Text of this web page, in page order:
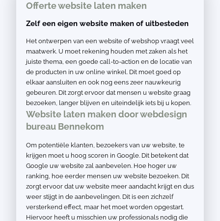
Offerte website laten maken
Zelf een eigen website maken of uitbesteden
Het ontwerpen van een website of webshop vraagt veel
maatwerk. U moet rekening houden met zaken als het
juiste thema, een goede call-to-action en de locatie van
de producten in uw online winkel. Dit moet goed op
elkaar aansluiten en ook nog eens zeer nauwkeurig
gebeuren. Dit zorgt ervoor dat mensen u website graag
bezoeken, langer blijven en uiteindelijk iets bij u kopen.
Website laten maken door webdesign
bureau Bennekom
Om potentiële klanten, bezoekers van uw website, te
krijgen moet u hoog scoren in Google. Dit betekent dat
Google uw website zal aanbevelen. Hoe hoger uw
ranking, hoe eerder mensen uw website bezoeken. Dit
zorgt ervoor dat uw website meer aandacht krijgt en dus
weer stijgt in de aanbevelingen. Dit is een zichzelf
versterkend effect, maar het moet worden opgestart.
Hiervoor heeft u misschien uw professionals nodig die